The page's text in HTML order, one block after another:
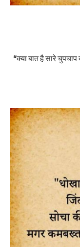
“क्या बात है सारे